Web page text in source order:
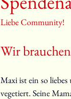
Liebe Community!
Wir
Maxi ist ein so
vegetiert. Seine